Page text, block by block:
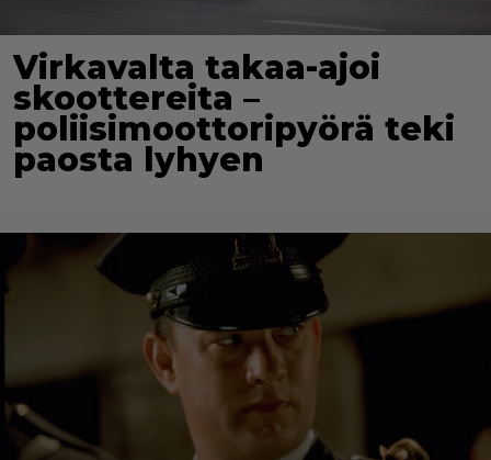
Virkavalta takaa-ajoi
skoottereita –
poliisimoottoripyörä teki
paosta lyhyen